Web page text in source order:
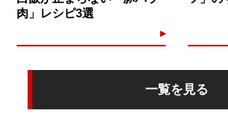
肉」レシピ3選
一覧を見る